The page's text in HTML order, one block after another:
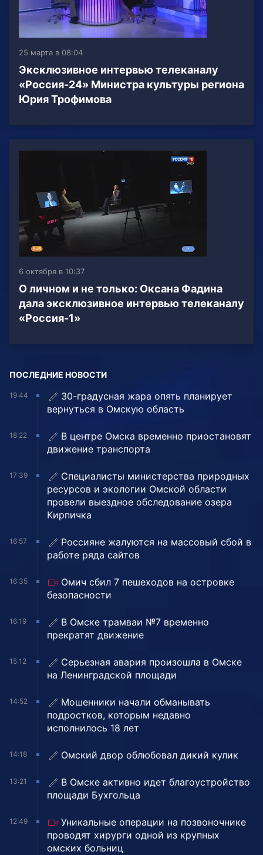
25 марта в 08:04
Эксклюзивное интервью телеканалу
«Россия-24» Министра культуры региона
Юрия Трофимова
6 октября в 10:37
О личном и не только: Оксана Фадина
дала эксклюзивное интервью телеканалу
«Россия-1»
ПОСЛЕДНИЕ НОВОСТИ
19:44
30-градусная жара опять планирует
вернуться в Омскую область
18:22
В центре Омска временно приостановят
движение транспорта
17:39
Специалисты министерства природных
ресурсов и экологии Омской области
провели выездное обследование озера
Кирпичка
16:57
Россияне жалуются на массовый сбой в
работе ряда сайтов
16:35
Омич сбил 7 пешеходов на островке
безопасности
16:19
В Омске трамваи №7 временно
прекратят движение
15:12
Серьезная авария произошла в Омске
на Ленинградской площади
14:52
Мошенники начали обманывать
подростков, которым недавно
исполнилось 18 лет
14:18 Омский двор облюбовал дикий кулик
13:21
В Омске активно идет благоустройство
площади Бухгольца
12:49
Уникальные операции на позвоночнике
проводят хирурги одной из крупных
омских больниц